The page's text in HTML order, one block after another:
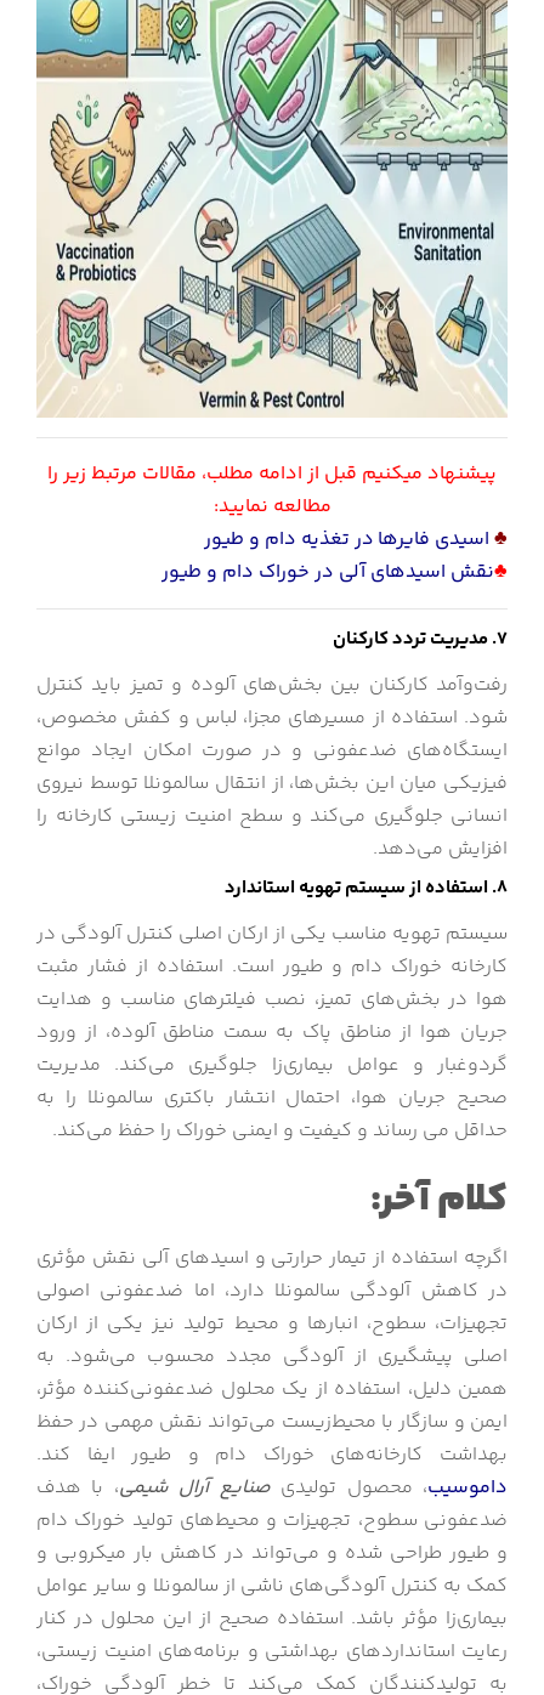
پیشنهاد میکنیم قبل از ادامه مطلب، مقالات مرتبط زیر را
مطالعه نمایید:
♣ اسیدی فایرها در تغذیه دام و طیور
♣نقش اسیدهای آلی در خوراک دام و طیور
7. مدیریت تردد کارکنان
رفت‌وآمد کارکنان بین بخش‌های آلوده و تمیز باید کنترل
شود. استفاده از مسیرهای مجزا، لباس و کفش مخصوص،
ایستگاه‌های ضدعفونی و در صورت امکان ایجاد موانع
فیزیکی میان این بخش‌ها، از انتقال سالمونلا توسط نیروی
انسانی جلوگیری می‌کند و سطح امنیت زیستی کارخانه را
افزایش می‌دهد.
8. استفاده از سیستم تهویه استاندارد
سیستم تهویه مناسب یکی از ارکان اصلی کنترل آلودگی در
کارخانه خوراک دام و طیور است. استفاده از فشار مثبت
هوا در بخش‌های تمیز، نصب فیلترهای مناسب و هدایت
جریان هوا از مناطق پاک به سمت مناطق آلوده، از ورود
گردوغبار و عوامل بیماری‌زا جلوگیری می‌کند. مدیریت
صحیح جریان هوا، احتمال انتشار باکتری سالمونلا را به
حداقل می رساند و کیفیت و ایمنی خوراک را حفظ می‌کند.
کلام آخر:
اگرچه استفاده از تیمار حرارتی و اسیدهای آلی نقش مؤثری
در کاهش آلودگی سالمونلا دارد، اما ضدعفونی اصولی
تجهیزات، سطوح، انبارها و محیط تولید نیز یکی از ارکان
اصلی پیشگیری از آلودگی مجدد محسوب می‌شود. به
همین دلیل، استفاده از یک محلول ضدعفونی‌کننده مؤثر،
ایمن و سازگار با محیط‌زیست می‌تواند نقش مهمی در حفظ
بهداشت کارخانه‌های خوراک دام و طیور ایفا کند.
داموسیب، محصول تولیدیصنایع آرال شیمی، با هدف
ضدعفونی سطوح، تجهیزات و محیط‌های تولید خوراک دام
و طیور طراحی شده و می‌تواند در کاهش بار میکروبی و
کمک به کنترل آلودگی‌های ناشی از سالمونلا و سایر عوامل
بیماری‌زا مؤثر باشد. استفاده صحیح از این محلول در کنار
رعایت استانداردهای بهداشتی و برنامه‌های امنیت زیستی،
به تولیدکنندگان کمک می‌کند تا خطر آلودگی خوراک،